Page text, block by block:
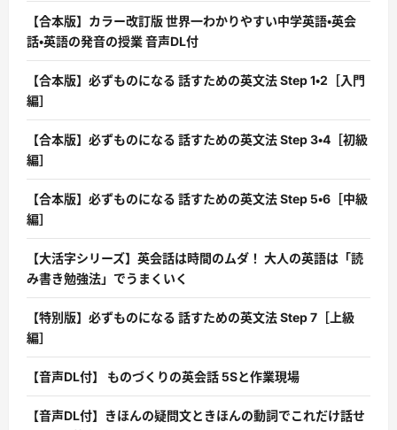
【合本版】カラー改訂版 世界一わかりやすい中学英語・英会
話・英語の発音の授業 音声DL付
【合本版】必ずものになる 話すための英文法 Step 1・2［入門
編］
【合本版】必ずものになる 話すための英文法 Step 3・4［初級
編］
【合本版】必ずものになる 話すための英文法 Step 5・6［中級
編］
【大活字シリーズ】英会話は時間のムダ！ 大人の英語は「読
み書き勉強法」でうまくいく
【特別版】必ずものになる 話すための英文法 Step 7［上級
編］
【音声DL付】 ものづくりの英会話 5Sと作業現場
【音声DL付】きほんの疑問文ときほんの動詞でこれだけ話せ